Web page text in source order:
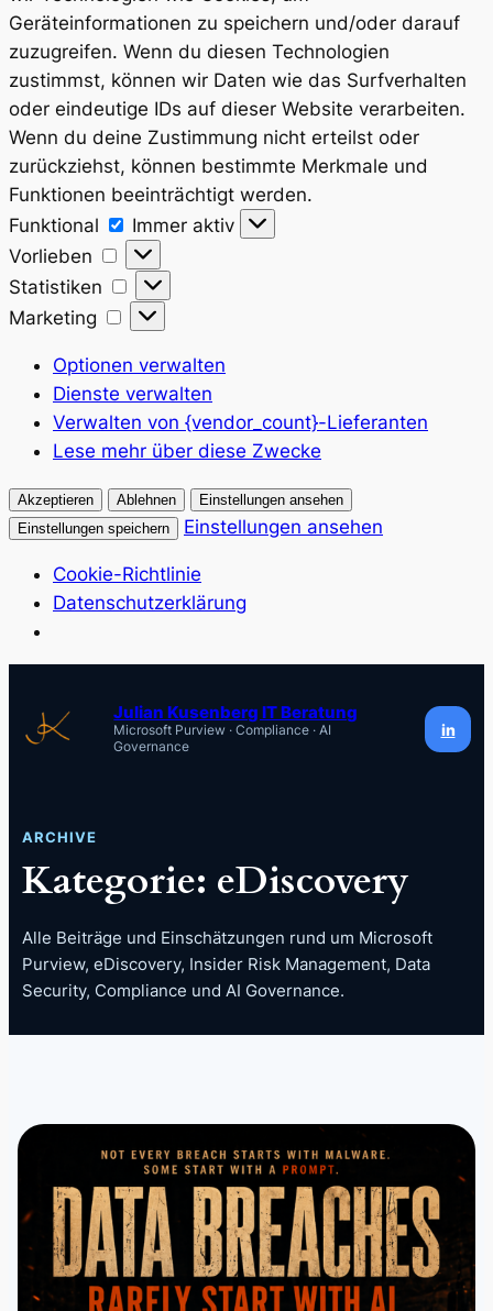
Geräteinformationen zu speichern und/oder darauf
zuzugreifen. Wenn du diesen Technologien
zustimmst, können wir Daten wie das Surfverhalten
oder eindeutige IDs auf dieser Website verarbeiten.
Wenn du deine Zustimmung nicht erteilst oder
zurückziehst, können bestimmte Merkmale und
Funktionen beeinträchtigt werden.
Funktional
Funktional
Immer aktiv
Vorlieben
Vorlieben
Statistiken
Statistiken
Marketing
Marketing
Optionen verwalten
Dienste verwalten
Verwalten von {vendor_count}-Lieferanten
Lese mehr über diese Zwecke
Akzeptieren Ablehnen
Einstellungen ansehen
Einstellungen speichern
Einstellungen ansehen
Cookie-Richtlinie
Datenschutzerklärung
springen
Julian Kusenberg IT Beratung
Microsoft Purview · Compliance · AI
Governance
in
ARCHIVE
Kategorie: eDiscovery
Alle Beiträge und Einschätzungen rund um Microsoft
Purview, eDiscovery, Insider Risk Management, Data
Security, Compliance und AI Governance.